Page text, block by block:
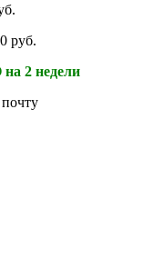
руб.
2 недели